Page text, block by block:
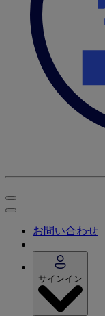
お問い合わせ
サインイン